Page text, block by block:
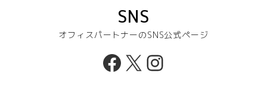
SNS
オフィスパートナーのSNS公式ページ
Facebook
X Instagram